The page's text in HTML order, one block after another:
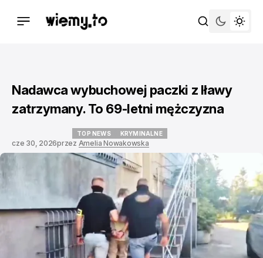
Nadawca wybuchowej paczki z Iławy
zatrzymany. To 69-letni mężczyzna
TOP NEWS KRYMINALNE
cze 30, 2026przez Amelia Nowakowska